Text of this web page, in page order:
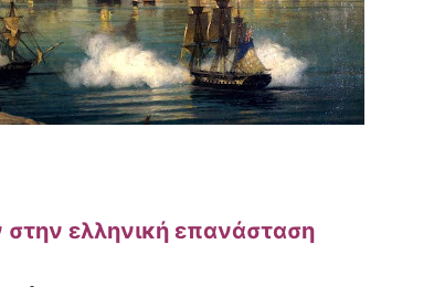
ελληνική επανάσταση